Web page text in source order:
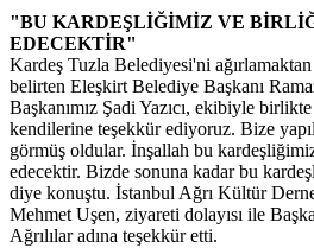
"BU KARDEŞLİĞİMİZ VE
EDECEKTİR"
Kardeş Tuzla Belediyesi'ni
belirten Eleşkirt Belediye Başkanı
Başkanımız Şadi Yazıcı, ekibiyle
kendilerine teşekkür ediyoruz. Bize
görmüş oldular. İnşallah bu
edecektir. Bizde sonuna kadar bu
diye konuştu. İstanbul Ağrı Kültür
Mehmet Uşen, ziyareti dolayısı ile
Ağrılılar adına teşekkür etti.